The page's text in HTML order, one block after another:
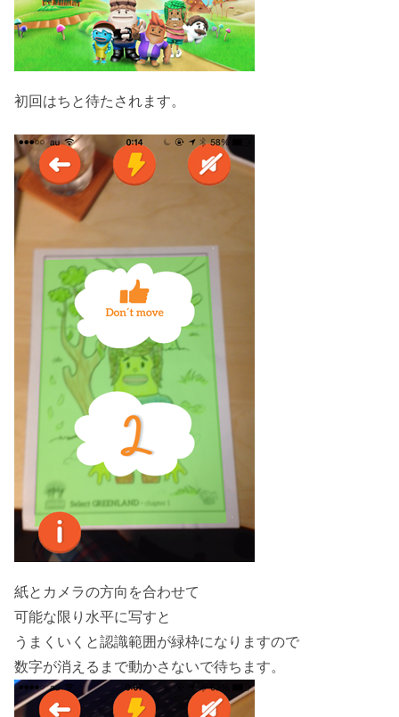
初回はちと待たされます。
紙とカメラの方向を合わせて
可能な限り水平に写すと
うまくいくと認識範囲が緑枠になりますので
数字が消えるまで動かさないで待ちます。